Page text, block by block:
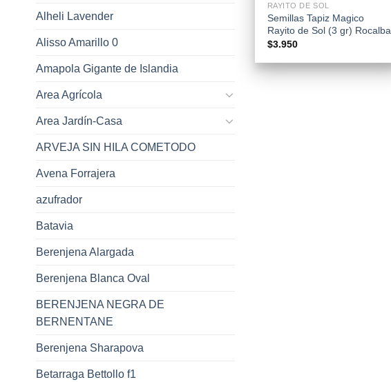
Alheli Lavender
Alisso Amarillo 0
Amapola Gigante de Islandia
Area Agrícola
Area Jardín-Casa
ARVEJA SIN HILA COMETODO
Avena Forrajera
azufrador
Batavia
Berenjena Alargada
Berenjena Blanca Oval
BERENJENA NEGRA DE
BERNENTANE
Berenjena Sharapova
Betarraga Bettollo f1
RAYITO DE SOL
Semillas Tapiz Magico
Rayito de Sol (3 gr) Rocalba
$3.950